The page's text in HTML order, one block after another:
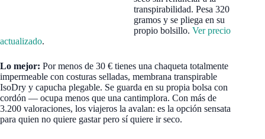
transpirabilidad. Pesa 320
gramos y se pliega en su
propio bolsillo.Ver precio
actualizado.
Lo mejor: Por menos de 30 € tienes una chaqueta totalmente
impermeable con costuras selladas, membrana transpirable
IsoDry y capucha plegable. Se guarda en su propia bolsa con
cordón — ocupa menos que una cantimplora. Con más de
3.200 valoraciones, los viajeros la avalan: es la opción sensata
para quien no quiere gastar pero sí quiere ir seco.